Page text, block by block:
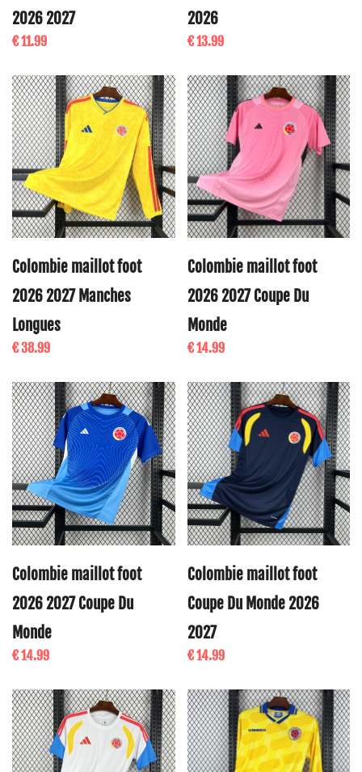
2026 2027
€ 11.99
2026
€ 13.99
Colombie maillot foot
2026 2027 Manches
Longues
€ 38.99
Colombie maillot foot
2026 2027 Coupe Du
Monde
€ 14.99
Colombie maillot foot
2026 2027 Coupe Du
Monde
€ 14.99
Colombie maillot foot
Coupe Du Monde 2026
2027
€ 14.99